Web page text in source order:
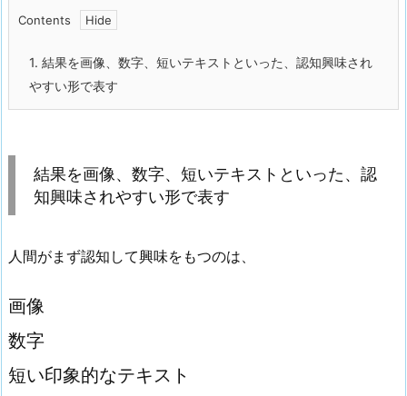
Contents
1. 結果を画像、数字、短いテキストといった、認知興味され
やすい形で表す
結果を画像、数字、短いテキストといった、認
知興味されやすい形で表す
人間がまず認知して興味をもつのは、
画像
数字
短い印象的なテキスト